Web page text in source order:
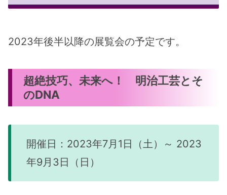
2023年後半以降の展覧会の予定です。
超絶技巧、未来へ！ 明治工芸とそ
のDNA
開催日：2023年7月1日（土）～ 2023
年9月3日（日）